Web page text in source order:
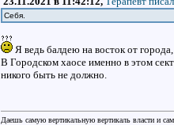
Себя.
Я ведь балдею на восток от
В Городском хаосе именно в этом
никого быть не должно.
Даешь самую вертикальную вертикаль власти и